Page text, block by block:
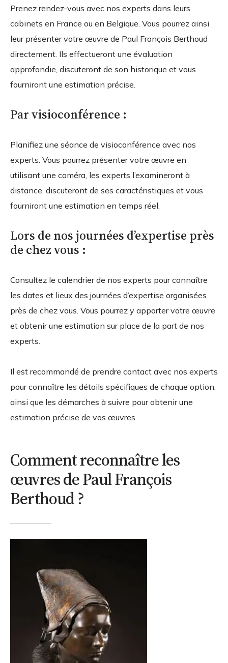
Prenez rendez-vous avec nos experts dans leurs
cabinets en France ou en Belgique. Vous pourrez ainsi
leur présenter votre œuvre de Paul François Berthoud
directement. Ils effectueront une évaluation
approfondie, discuteront de son historique et vous
fourniront une estimation précise.
Par visioconférence :
Planifiez une séance de visioconférence avec nos
experts. Vous pourrez présenter votre œuvre en
utilisant une caméra, les experts l’examineront à
distance, discuteront de ses caractéristiques et vous
fourniront une estimation en temps réel.
Lors de nos journées d’expertise près
de chez vous :
Consultez le calendrier de nos experts pour connaître
les dates et lieux des journées d’expertise organisées
près de chez vous. Vous pourrez y apporter votre œuvre
et obtenir une estimation sur place de la part de nos
experts.
Il est recommandé de prendre contact avec nos experts
pour connaître les détails spécifiques de chaque option,
ainsi que les démarches à suivre pour obtenir une
estimation précise de vos œuvres.
Comment reconnaître les
œuvres de Paul François
Berthoud ?